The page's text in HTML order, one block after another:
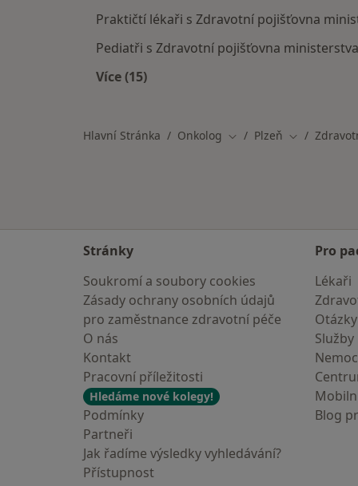
Praktičtí lékaři s Zdravotní pojišťovna
Pediatři s Zdravotní pojišťovna
Více (15)
Hlavní Stránka Onkolog Změna města
Plzeň Změna
Stránky
Soukromí a soubory cookies
Zásady ochrany osobních údajů
pro zaměstnance zdravotní péče
O nás
Kontakt
Pracovní příležitosti
Hledáme nové kolegy!
Podmínky
Partneři
Jak řadíme výsledky vyhledávání?
Přístupnost
Pro
Lékaři
Služby
Blog